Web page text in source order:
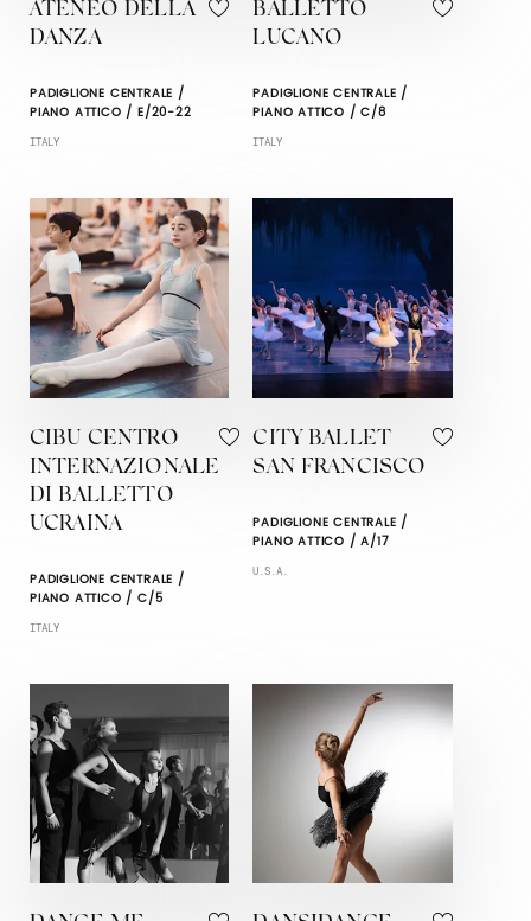
ATENEO DELLA
DANZA
PADIGLIONE CENTRALE /
PIANO ATTICO / E/20-22
ITALY
BALLETTO
LUCANO
PADIGLIONE CENTRALE /
PIANO ATTICO / C/8
ITALY
CIBU CENTRO
INTERNAZIONALE
DI BALLETTO
UCRAINA
PADIGLIONE CENTRALE /
PIANO ATTICO / C/5
ITALY
CITY BALLET
SAN FRANCISCO
PADIGLIONE CENTRALE /
PIANO ATTICO / A/17
U.S.A.